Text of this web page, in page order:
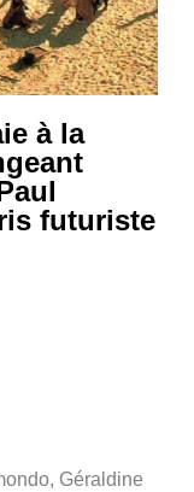
à la
futuriste
Géraldine